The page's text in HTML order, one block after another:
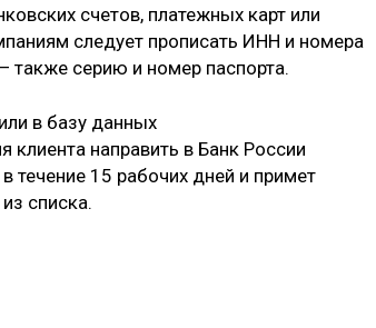
счетов, платежных карт или
следует прописать ИНН и номера
также серию и номер паспорта.
в базу данных
клиента направить в Банк России
течение 15 рабочих дней и примет
списка.